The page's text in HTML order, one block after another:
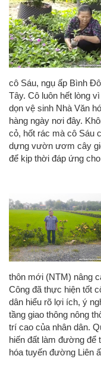
cô Sáu, ngụ ấp Bình
Tây. Cô luôn hết lòng
dọn vệ sinh Nhà Văn
hàng ngày nơi đây.
cỏ, hốt rác mà cô Sáu
dựng vườn ươm cây
để kịp thời đáp ứng
thôn mới (NTM) nâng
Công đã thực hiện tốt
dân hiểu rõ lợi ích, ý
tầng giao thông nông
trí cao của nhân dân.
hiến đất làm đường để
hóa tuyến đường Liên